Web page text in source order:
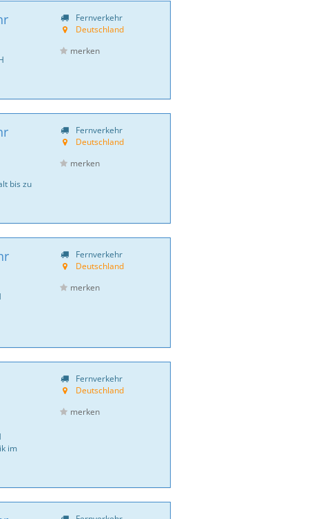
Fernverkehr
Deutschland
merken
bis zu
Fernverkehr
Deutschland
merken
Fernverkehr
Deutschland
merken
im
Fernverkehr
Deutschland
merken